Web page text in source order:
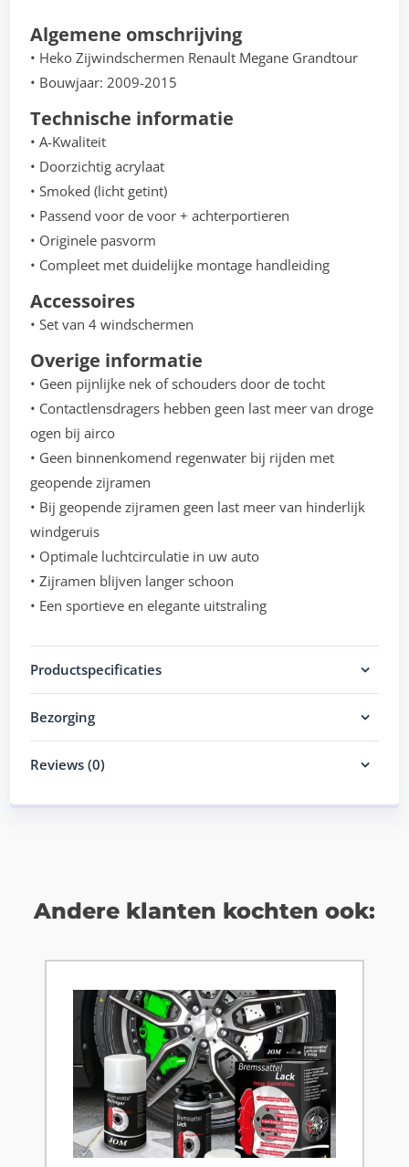
Algemene omschrijving
• Heko Zijwindschermen Renault Megane Grandtour
• Bouwjaar: 2009-2015
Technische informatie
• A-Kwaliteit
• Doorzichtig acrylaat
• Smoked (licht getint)
• Passend voor de voor + achterportieren
• Originele pasvorm
• Compleet met duidelijke montage handleiding
Accessoires
• Set van 4 windschermen
Overige informatie
• Geen pijnlijke nek of schouders door de tocht
• Contactlensdragers hebben geen last meer van droge
ogen bij airco
• Geen binnenkomend regenwater bij rijden met
geopende zijramen
• Bij geopende zijramen geen last meer van hinderlijk
windgeruis
• Optimale luchtcirculatie in uw auto
• Zijramen blijven langer schoon
• Een sportieve en elegante uitstraling
Productspecificaties
Bezorging
Reviews (0)
Andere klanten kochten ook: